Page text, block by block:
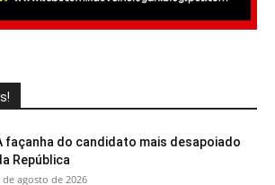
façanha do candidato mais desapoiado
República
de agosto de 2026